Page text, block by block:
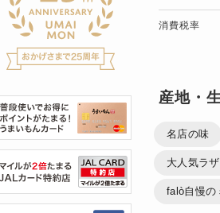
消費税率
産地・
名店の味
大人気ラ
falò自慢の